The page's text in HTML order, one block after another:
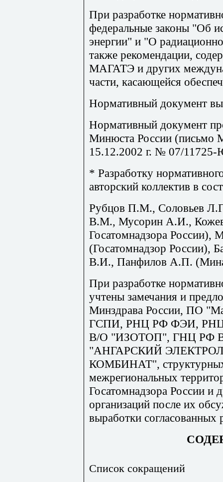
При разработке
федеральные законы "Об
энергии" и "О
также рекомендации,
МАГАТЭ и других
части, касающейся
Нормативный документ
Нормативный документ
Минюста России (письмо
15.12.2002 г. № 07/
* Разработку
авторский коллектив в
Рубцов П.М., Соловьев
В.М., Мусорин А.И.,
Госатомнадзора
(Госатомнадзор России),
В.И., Панфилов А.П.
При разработке
учтены замечания и
Минздрава России, ПО
ГСПИ, РНЦ РФ ФЭИ,
В/О "ИЗОТОП", ГНЦ РФ
"АНГАРСКИЙ
КОМБИНАТ", структурных
межрегиональных
Госатомнадзора России и
организаций после их
выработки согласованных
Список сокращений